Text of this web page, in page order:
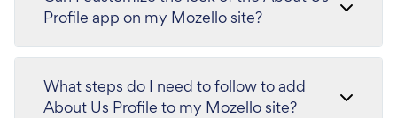
Profile app on my Mozello site?
What steps do I need to follow to add
About Us Profile to my Mozello site?